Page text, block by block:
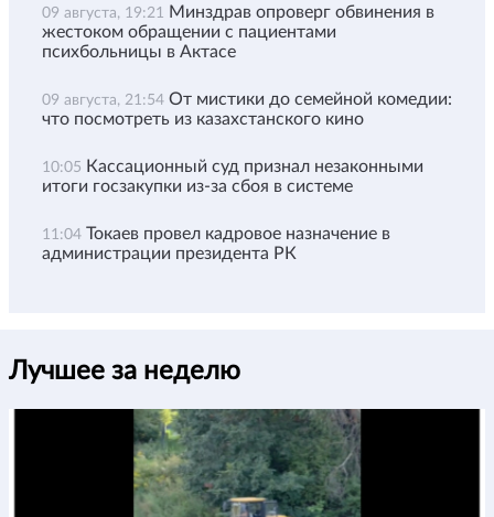
09 августа, 19:21
Минздрав опроверг обвинения в
жестоком обращении с пациентами
психбольницы в Актасе
09 августа, 21:54 От мистики до семейной комедии:
что посмотреть из казахстанского кино
10:05 Кассационный суд признал незаконными
итоги госзакупки из-за сбоя в системе
11:04 Токаев провел кадровое назначение в
администрации президента РК
Лучшее за неделю